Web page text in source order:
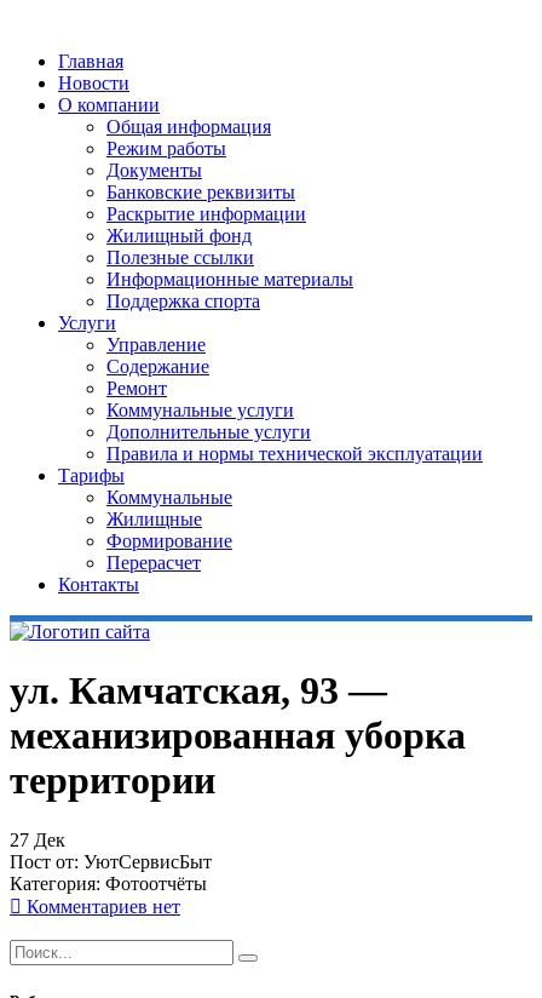
Главная
Новости
О компании
Общая информация
Режим работы
Документы
Банковские реквизиты
Раскрытие информации
Жилищный фонд
Полезные ссылки
Информационные материалы
Поддержка спорта
Услуги
Управление
Содержание
Ремонт
Коммунальные услуги
Дополнительные услуги
Правила и нормы технической эксплуатации
Тарифы
Коммунальные
Жилищные
Формирование
Перерасчет
Контакты
ул. Камчатская, 93 —
механизированная уборка
территории
27 Дек
Пост от: УютСервисБыт
Категория: Фотоотчёты
Комментариев нет